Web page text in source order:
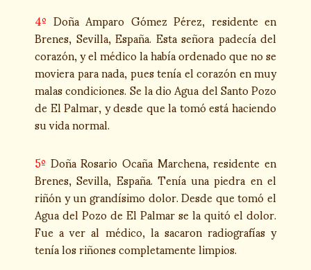
4º Doña Amparo Gómez Pérez, residente en
Brenes, Sevilla, España. Esta señora padecía del
corazón, y el médico la había ordenado que no se
moviera para nada, pues tenía el corazón en muy
malas condiciones. Se la dio Agua del Santo Pozo
de El Palmar, y desde que la tomó está haciendo
su vida normal.
5ºDoña Rosario Ocaña Marchena, residente en
Brenes, Sevilla, España. Tenía una piedra en el
riñón y un grandísimo dolor. Desde que tomó el
Agua del Pozo de El Palmar se la quitó el dolor.
Fue a ver al médico, la sacaron radiografías y
tenía los riñones completamente limpios.